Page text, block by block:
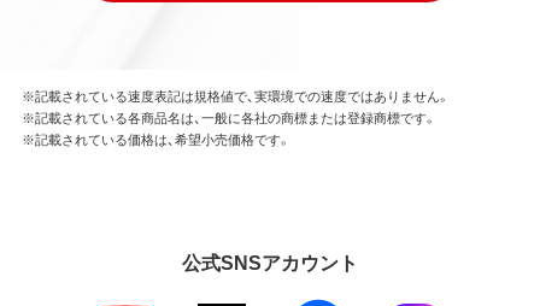
※記載されている速度表記は規格値で、実環境での速度ではありません。
※記載されている各商品名は、一般に各社の商標または登録商標です。
※記載されている価格は、希望小売価格です。
公式SNSアカウント